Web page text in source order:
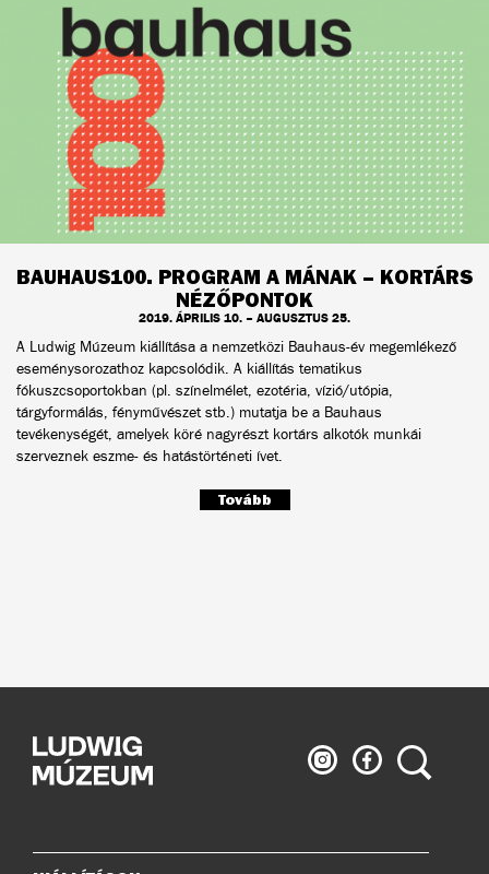
BAUHAUS100. PROGRAM A MÁNAK – KORTÁRS
NÉZŐPONTOK
2019. ÁPRILIS 10. – AUGUSZTUS 25.
A Ludwig Múzeum kiállítása a nemzetközi Bauhaus-év megemlékező
eseménysorozathoz kapcsolódik. A kiállítás tematikus
fókuszcsoportokban (pl. színelmélet, ezotéria, vízió/utópia,
tárgyformálás, fényművészet stb.) mutatja be a Bauhaus
tevékenységét, amelyek köré nagyrészt kortárs alkotók munkái
szerveznek eszme- és hatástörténeti ívet.
Tovább
Ludwig
Múzeum
Ludwig
Múzeum
Keresés